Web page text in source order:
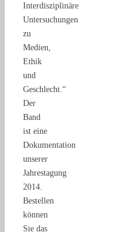
Interdisziplinäre
Untersuchungen
zu
Medien,
Ethik
und
Geschlecht.“
Der
Band
ist eine
Dokumentation
unserer
Jahrestagung
2014.
Bestellen
können
Sie das